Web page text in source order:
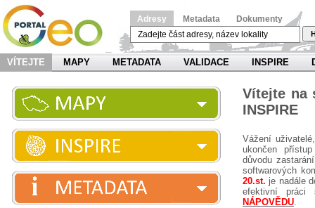
Adresy Metadata Dokumenty
VÍTEJTE MAPY METADATA VALIDACE INSPIRE
Vítejte na
INSPIRE
Vážení
ukončen
důvodu
softwarových
20.st. je nadále
efektivní práci
NÁPOVĚDU.